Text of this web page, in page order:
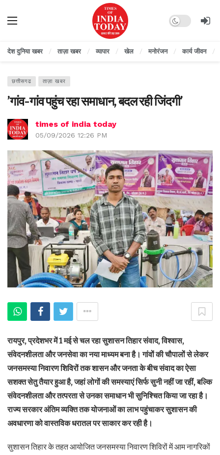
Dark mode
देश दुनिया खबर ताज़ा खबर व्यापार खेल मनोरंजन कार्य जीवन
छत्तीसगढ ताज़ा खबर
’गांव-गांव पहुंच रहा समाधान, बदल रही जिंदगी’
times of india today
05/09/2026 12:26 PM
रायपुर, प्रदेशभर में 1 मई से चल रहा सुशासन तिहार संवाद, विश्वास,
संवेदनशीलता और जनसेवा का नया माध्यम बना है। गांवों की चौपालों से लेकर
जनसमस्या निवारण शिविरों तक शासन और जनता के बीच संवाद का ऐसा
सशक्त सेतु तैयार हुआ है, जहां लोगों की समस्याएं सिर्फ सुनी नहीं जा रहीं, बल्कि
संवेदनशीलता और तत्परता से उनका समाधान भी सुनिश्चित किया जा रहा है।
राज्य सरकार अंतिम व्यक्ति तक योजनाओं का लाभ पहुंचाकर सुशासन की
अवधारणा को वास्तविक धरातल पर साकार कर रही है।
सुशासन तिहार के तहत आयोजित जनसमस्या निवारण शिविरों में आम नागरिकों